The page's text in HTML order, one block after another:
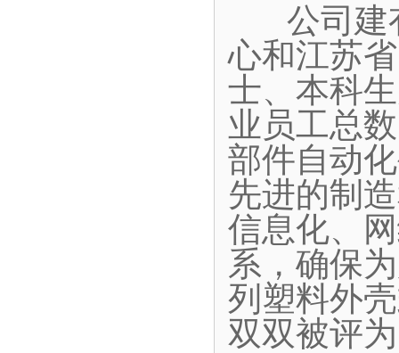
公司建
心和江苏
士、本科
业员工总
部件自动
先进的制
信息化、
系，确保
列塑料外
双双被评